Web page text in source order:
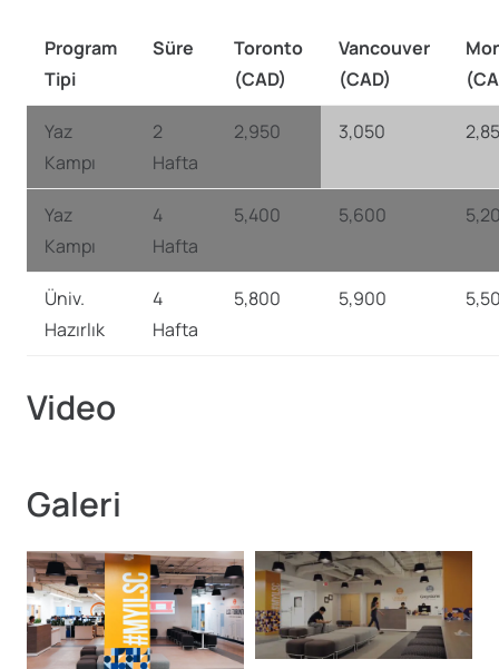
Program
Tipi
Süre
Toronto
(CAD)
Vancouver
(CAD)
Yaz
Kampı
2
Hafta
2,950 3,050
Yaz
Kampı
4
Hafta
5,400 5,600
Üniv.
Hazırlık
4
Hafta
5,800 5,900
Video
Galeri